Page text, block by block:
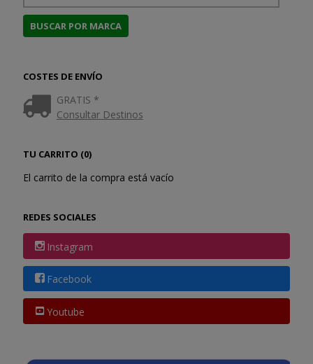
COSTES DE ENVÍO
GRATIS *
Consultar Destinos
TU CARRITO (0)
El carrito de la compra está vacío
REDES SOCIALES
Instagram
Facebook
Youtube